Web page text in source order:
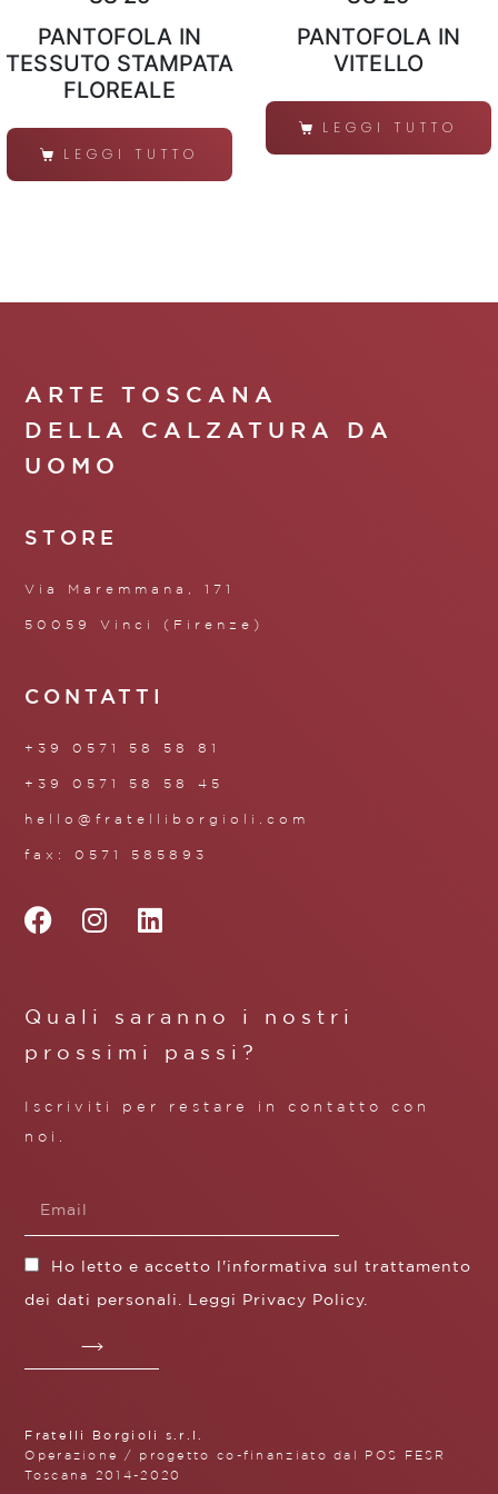
PANTOFOLA IN
TESSUTO STAMPATA
FLOREALE
LEGGI TUTTO
PANTOFOLA IN
VITELLO
LEGGI TUTTO
ARTE TOSCANA
DELLA CALZATURA DA
UOMO
STORE
Via Maremmana, 171
50059 Vinci (Firenze)
CONTATTI
+39 0571 58 58 81
+39 0571 58 58 45
hello@fratelliborgioli.com
fax: 0571 585893
Quali saranno i nostri
prossimi passi?
Iscriviti per restare in contatto con
noi.
Ho letto e accetto l'informativa sul trattamento
dei dati personali. Leggi Privacy Policy
Fratelli Borgioli s.r.l.
Operazione / progetto co-finanziato dal POS FESR
Toscana 2014-2020